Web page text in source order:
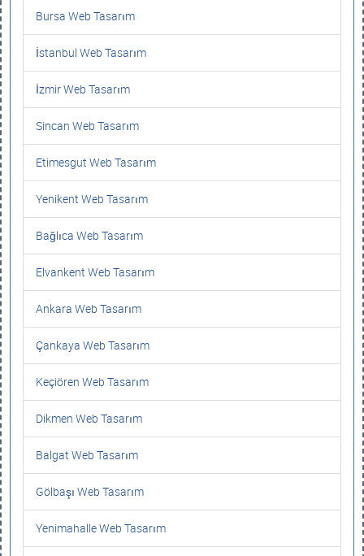
Bursa Web Tasarım
İstanbul Web Tasarım
İzmir Web Tasarım
Sincan Web Tasarım
Etimesgut Web Tasarım
Yenikent Web Tasarım
Bağlıca Web Tasarım
Elvankent Web Tasarım
Ankara Web Tasarım
Çankaya Web Tasarım
Keçiören Web Tasarım
Dikmen Web Tasarım
Balgat Web Tasarım
Gölbaşı Web Tasarım
Yenimahalle Web Tasarım